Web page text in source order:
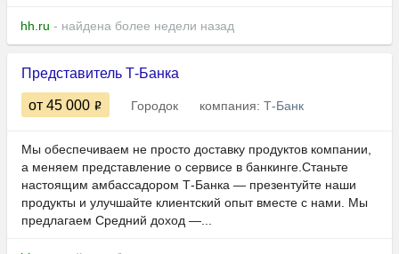
hh.ru - найдена более недели назад
Представитель Т-Банка
от 45 000 Городок компания: Т-Банк
Мы обеспечиваем не просто доставку продуктов компании,
а меняем представление о сервисе в банкинге.Станьте
настоящим амбассадором Т-Банка — презентуйте наши
продукты и улучшайте клиентский опыт вместе с нами. Мы
предлагаем Средний доход —...